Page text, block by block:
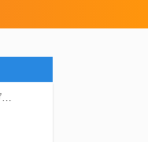
BÀI 39. LUYỆN TẬP : TỐC ĐỘ PHẢN ỨNG VÀ CÂN BẰNG HÓA HỌC